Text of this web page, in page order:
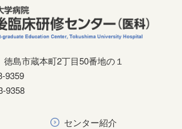
徳島市蔵本町2丁目50番地の１
9359
9358
センター紹介